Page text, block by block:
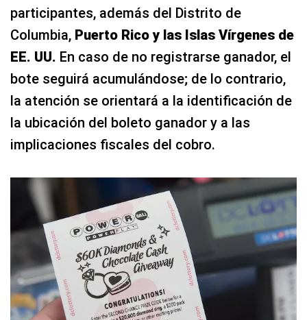
participantes, además del Distrito de
Columbia, Puerto Rico y las Islas Vírgenes de
EE. UU. En caso de no registrarse ganador, el
bote seguirá acumulándose; de lo contrario,
la atención se orientará a la identificación de
la ubicación del boleto ganador y a las
implicaciones fiscales del cobro.